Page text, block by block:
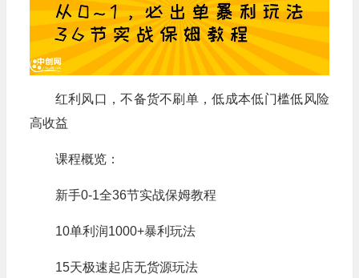
红利风口，不备货不刷单，低成本低门槛低风险
高收益
课程概览：
新手0-1全36节实战保姆教程
10单利润1000+暴利玩法
15天极速起店无货源玩法